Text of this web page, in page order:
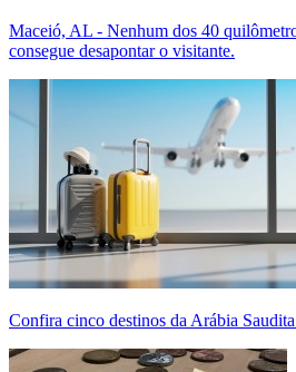
Maceió, AL - Nenhum dos 40
consegue desapontar o visitante.
Confira cinco destinos da Arábia